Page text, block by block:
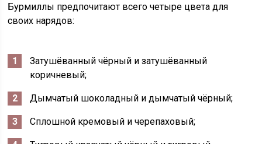
Бурмиллы предпочитают всего четыре цвета для
своих нарядов:
Затушёванный чёрный и затушёванный
коричневый;
Дымчатый шоколадный и дымчатый чёрный;
Сплошной кремовый и черепаховый;